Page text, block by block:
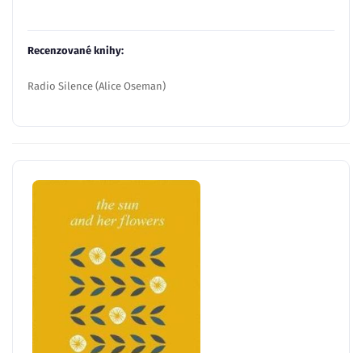
Recenzované knihy:
Radio Silence (Alice Oseman)